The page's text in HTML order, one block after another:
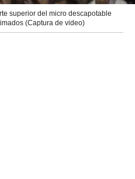
superior del micro descapotable
(Captura de video)